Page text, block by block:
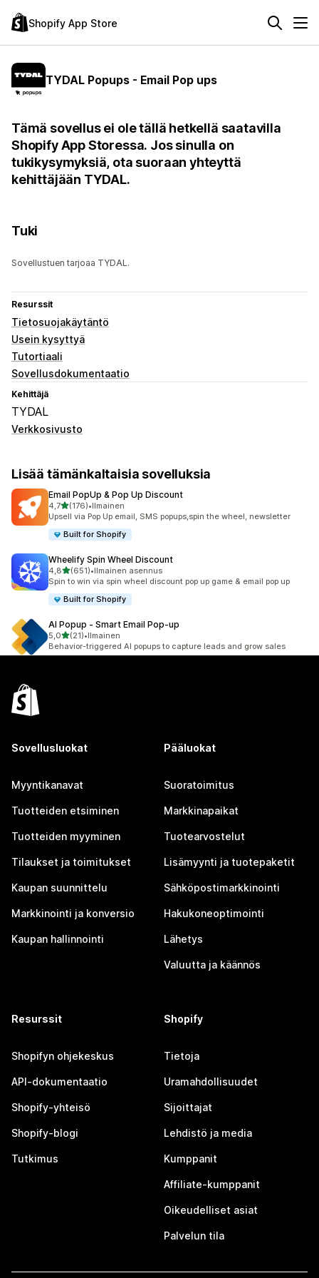
Shopify App Store
TYDAL Popups - Email Pop ups
Tämä sovellus ei ole tällä hetkellä saatavilla
Shopify App Storessa. Jos sinulla on
tukikysymyksiä, ota suoraan yhteyttä
kehittäjään TYDAL.
Tuki
Sovellustuen tarjoaa TYDAL.
Resurssit
Tietosuojakäytäntö
Usein kysyttyä
Tutortiaali
Sovellusdokumentaatio
Kehittäjä
TYDAL
Verkkosivusto
Lisää tämänkaltaisia sovelluksia
Email PopUp & Pop Up Discount
4,7/ 5 tähteä
(176)
176 arvostelua yhteensä
•Ilmainen
Upsell via Pop Up email, SMS popups,spin the wheel, newsletter
Built for Shopify
Wheelify Spin Wheel Discount
4,8/ 5 tähteä
(651)
651 arvostelua yhteensä
•Ilmainen asennus
Spin to win via spin wheel discount pop up game & email pop up
Built for Shopify
AI Popup ‑ Smart Email Pop‑up
5,0/ 5 tähteä
(21)
21 arvostelua yhteensä
•Ilmainen
Behavior-triggered AI popups to capture leads and grow sales
Sovellusluokat
Myyntikanavat
Tuotteiden etsiminen
Tuotteiden myyminen
Tilaukset ja toimitukset
Kaupan suunnittelu
Markkinointi ja konversio
Kaupan hallinnointi
Pääluokat
Suoratoimitus
Markkinapaikat
Tuotearvostelut
Lisämyynti ja tuotepaketit
Sähköpostimarkkinointi
Hakukoneoptimointi
Lähetys
Valuutta ja käännös
Resurssit
Shopifyn ohjekeskus
API-dokumentaatio
Shopify-yhteisö
Shopify-blogi
Tutkimus
Shopify
Tietoja
Uramahdollisuudet
Sijoittajat
Lehdistö ja media
Kumppanit
Affiliate-kumppanit
Oikeudelliset asiat
Palvelun tila